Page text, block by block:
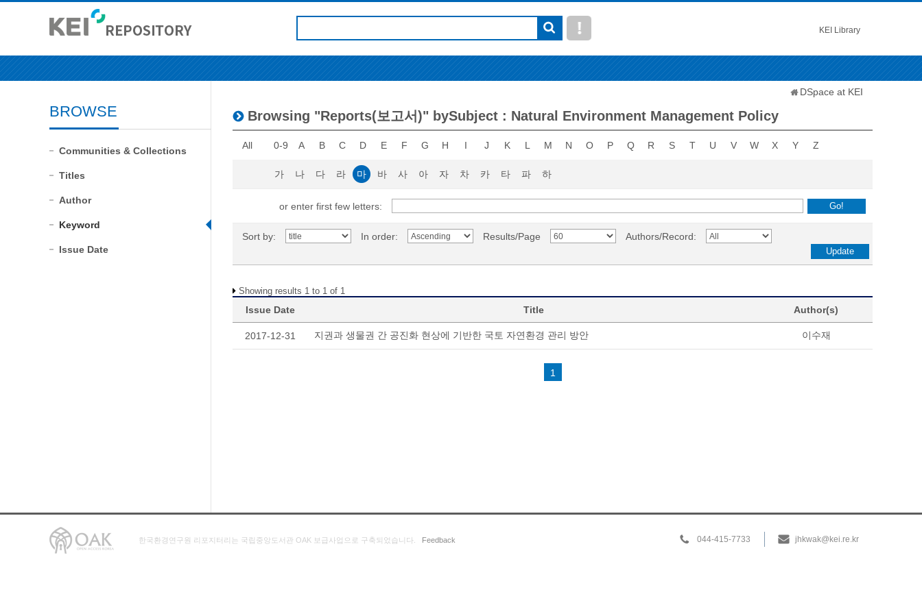
KEI Library
BROWSE
Communities & Collections
Titles
Author
Keyword
Issue Date
DSpace at KEI
Browsing "Reports(보고서)" bySubject : Natural Environment Management Policy
All 0-9 A B C D E F G H I J K L M N O P Q R S T U V W X Y Z
가 나 다 라 마 바 사 아 자 차 카 타 파 하
or enter first few letters:
Sort by: In order: Results/Page Authors/Record:
Showing results 1 to 1 of 1
Issue Date Title Author(s)
2017-12-31 지권과 생물권 간 공진화 현상에 기반한 국토 자연환경 관리 방안 이수재
1
044-415-7733 jhkwak@kei.re.kr
한국환경연구원 리포지터리는 국립중앙도서관 OAK 보급사업으로 구축되었습니다. Feedback